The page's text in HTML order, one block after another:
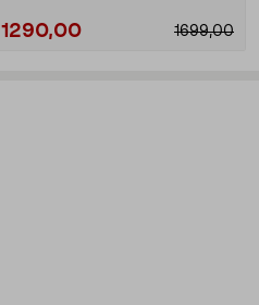
1290,00 1699,00